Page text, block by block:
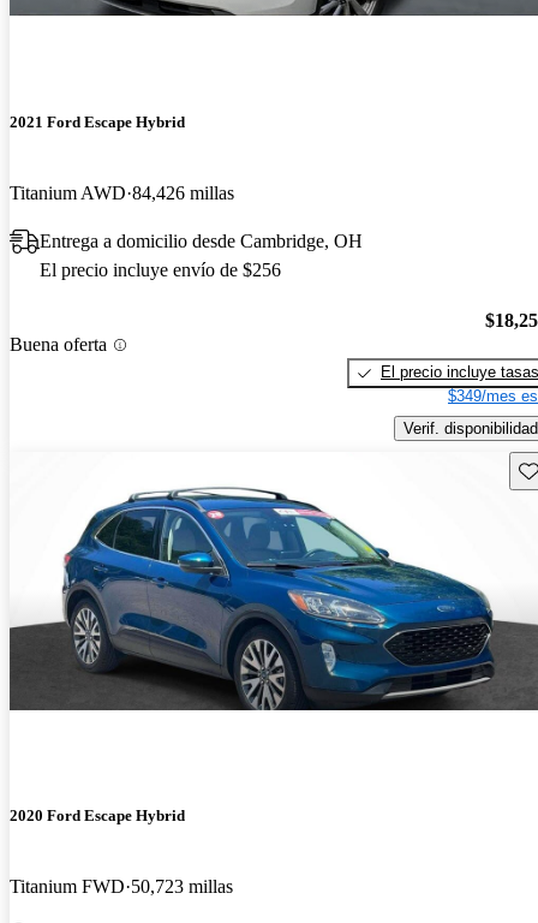
2021 Ford Escape Hybrid
Titanium AWD 84,426 millas
Entrega a domicilio desde Cambridge, OH
El precio incluye envío de $256
Buena oferta
El precio incluye tasas
$349/mes
Verif. disponibilidad
2020 Ford Escape Hybrid
Titanium FWD 50,723 millas